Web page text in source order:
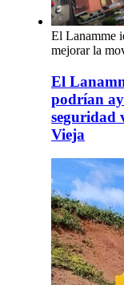
El Lanamme
mejorar la
El
podrían
seguridad
Vieja